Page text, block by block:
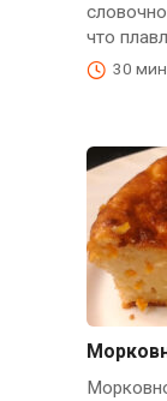
что
30 мин.